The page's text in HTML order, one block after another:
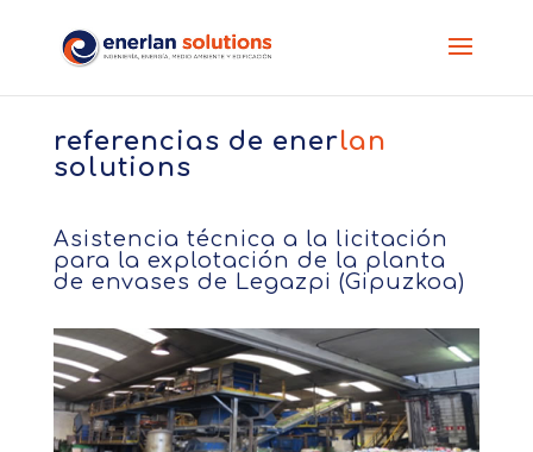
referencias de enerlan
solutions
Asistencia técnica a la licitación
para la explotación de la planta
de envases de Legazpi (Gipuzkoa)